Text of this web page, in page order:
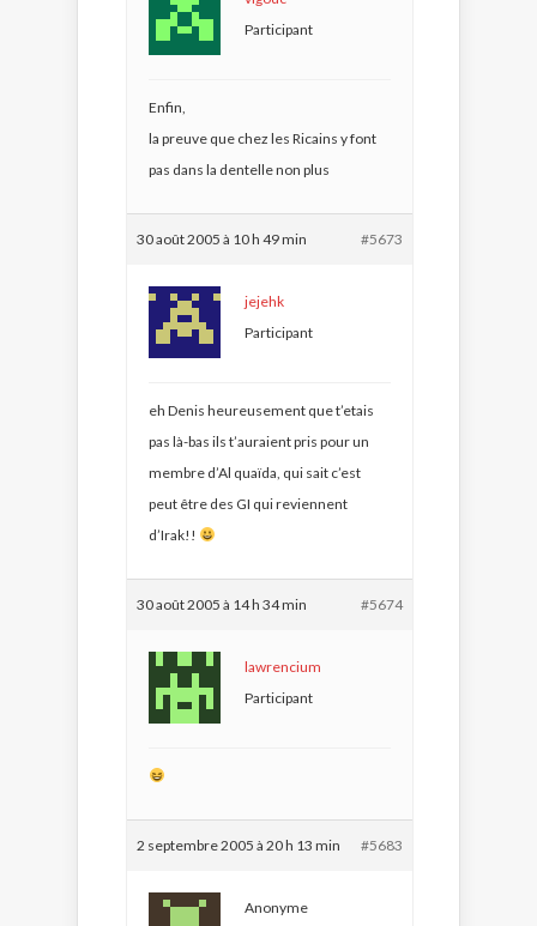
Participant
Enfin,
la preuve que chez les Ricains y font
pas dans la dentelle non plus
30 août 2005 à 10 h 49 min #5673
jejehk
Participant
eh Denis heureusement que t’etais
pas là-bas ils t’auraient pris pour un
membre d’Al quaïda, qui sait c’est
peut être des GI qui reviennent
d’Irak!!
30 août 2005 à 14 h 34 min #5674
lawrencium
Participant
2 septembre 2005 à 20 h 13 min #5683
Anonyme